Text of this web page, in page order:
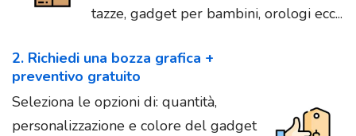
tazze, gadget per bambini, orologi ecc...
2. Richiedi una bozza grafica +
preventivo gratuito
Seleziona le opzioni di: quantità,
personalizzazione e colore del gadget